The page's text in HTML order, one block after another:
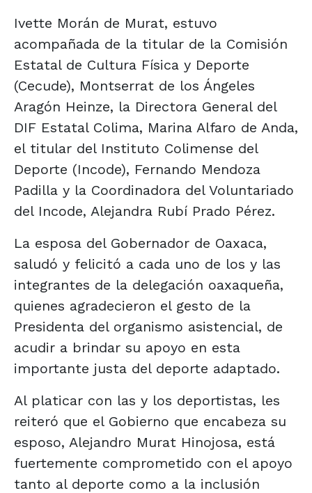
Ivette Morán de Murat, estuvo
acompañada de la titular de la Comisión
Estatal de Cultura Física y Deporte
(Cecude), Montserrat de los Ángeles
Aragón Heinze, la Directora General del
DIF Estatal Colima, Marina Alfaro de Anda,
el titular del Instituto Colimense del
Deporte (Incode), Fernando Mendoza
Padilla y la Coordinadora del Voluntariado
del Incode, Alejandra Rubí Prado Pérez.
La esposa del Gobernador de Oaxaca,
saludó y felicitó a cada uno de los y las
integrantes de la delegación oaxaqueña,
quienes agradecieron el gesto de la
Presidenta del organismo asistencial, de
acudir a brindar su apoyo en esta
importante justa del deporte adaptado.
Al platicar con las y los deportistas, les
reiteró que el Gobierno que encabeza su
esposo, Alejandro Murat Hinojosa, está
fuertemente comprometido con el apoyo
tanto al deporte como a la inclusión